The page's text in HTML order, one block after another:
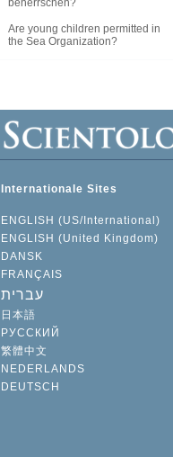
beherrschen?
Are young children permitted in
the Sea Organization?
Internationale Sites
ENGLISH (US/International)
ENGLISH (United Kingdom)
DANSK
FRANÇAIS
עברית
日本語
РУССКИЙ
繁體中文
NEDERLANDS
DEUTSCH